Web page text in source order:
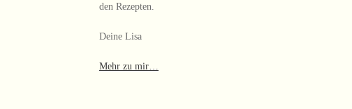
den Rezepten.
Deine Lisa
Mehr zu mir…